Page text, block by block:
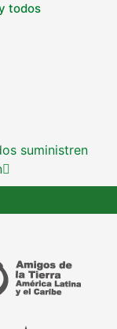
todos
suministren